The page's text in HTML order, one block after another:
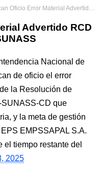
Error Material Advertido RCD 00116-2025-SUNASS-CD SUNASS
Advertido RCD
Nacional de
de oficio el error
la Resolución de
SUNASS-CD que
y la meta de gestión
EMPSSAPAL S.A.
tiempo restante del
2025